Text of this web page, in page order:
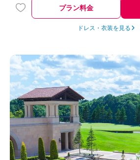
プラン料金
ドレス・衣装を見る